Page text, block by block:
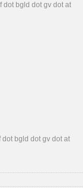
dot bgld dot gv dot at
bgld dot gv dot at